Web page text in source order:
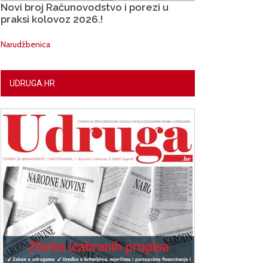
Novi broj Računovodstvo i porezi u
praksi kolovoz 2026.!
Narudžbenica
UDRUGA.HR